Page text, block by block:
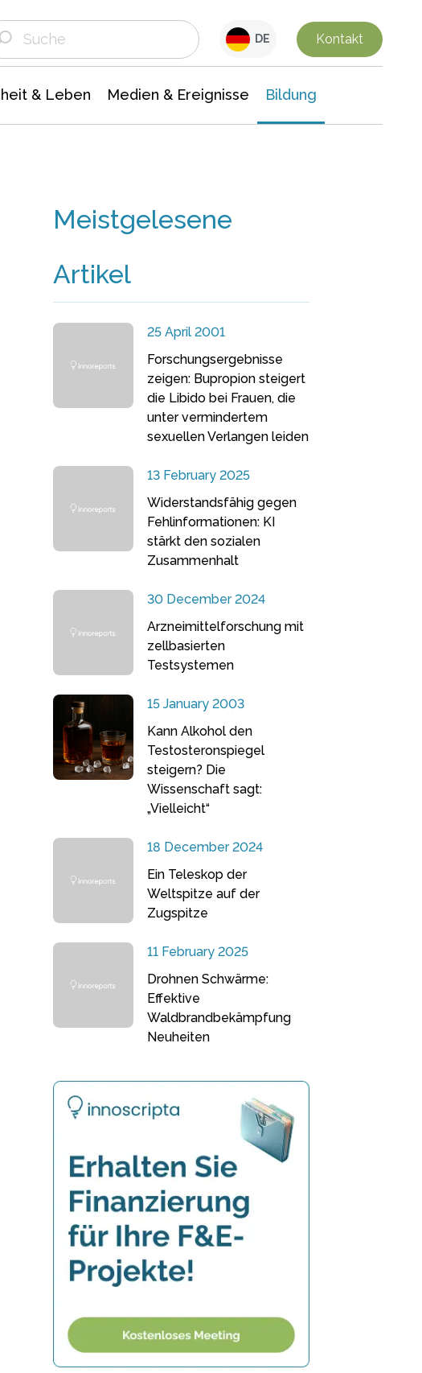
DE Kontakt
& Leben Medien & Ereignisse Bildung
Meistgelesene
Artikel
25 April 2001
Forschungsergebnisse
zeigen: Bupropion steigert
die Libido bei Frauen, die
unter vermindertem
sexuellen Verlangen leiden
13 February 2025
Widerstandsfähig gegen
Fehlinformationen: KI
stärkt den sozialen
Zusammenhalt
30 December 2024
Arzneimittelforschung mit
zellbasierten
Testsystemen
15 January 2003
Kann Alkohol den
Testosteronspiegel
steigern? Die
Wissenschaft sagt:
„Vielleicht“
18 December 2024
Ein Teleskop der
Weltspitze auf der
Zugspitze
11 February 2025
Drohnen Schwärme:
Effektive
Waldbrandbekämpfung
Neuheiten